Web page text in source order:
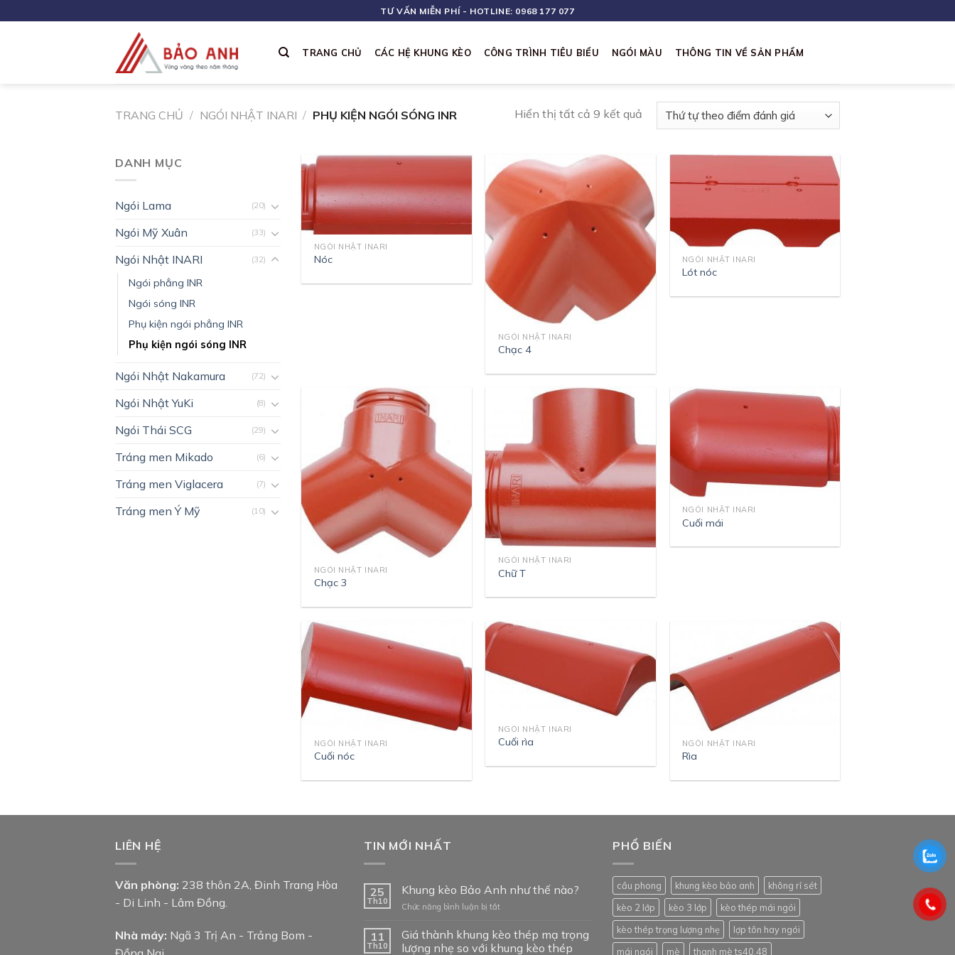
to
TƯ VẤN MIỄN PHÍ - HOTLINE: 0968 177 077
TRANG CHỦ CÁC HỆ KHUNG KÈO CÔNG TRÌNH TIÊU BIỂU NGÓI MÀU THÔNG TIN VỀ SẢN PHẨM
TRANG CHỦ / NGÓI NHẬT INARI / PHỤ KIỆN NGÓI SÓNG INR Hiển thị tất cả 9 kết quả
DANH MỤC
Ngói Lama (20)
Ngói Mỹ Xuân (33)
Ngói Nhật INARI (32)
Ngói phẳng INR
Ngói sóng INR
Phụ kiện ngói phẳng INR
Phụ kiện ngói sóng INR
Ngói Nhật Nakamura (72)
Ngói Nhật YuKi (8)
Ngói Thái SCG (29)
Tráng men Mikado (6)
Tráng men Viglacera (7)
Tráng men Ý Mỹ (10)
NGÓI NHẬT INARI
Nóc
NGÓI NHẬT INARI
Chạc 4
NGÓI NHẬT INARI
Lót nóc
NGÓI NHẬT INARI
Chạc 3
NGÓI NHẬT INARI
Chữ T
NGÓI NHẬT INARI
Cuối mái
NGÓI NHẬT INARI
Cuối nóc
NGÓI NHẬT INARI
Cuối rìa NGÓI NHẬT INARI
Rìa
LIÊN HỆ
Văn phòng: 238 thôn 2A, Đinh Trang Hòa
- Di Linh - Lâm Đồng.
Nhà máy: Ngã 3 Trị An - Trảng Bom -
TIN MỚI NHẤT
25
Th10
Khung kèo Bảo Anh như thế nào?
Chức năng bình luận bị tắtở
kèo
Bảo
11
Th10
Giá thành khung kèo thép mạ trọng
lượng nhẹ so với khung kèo thép
PHỔ BIẾN
cầu phong khung kèo bảo anh
không rỉ sét
kèo 2 lớp
kèo 3 lớp
kèo thép mái ngói
kèo thép trọng lượng nhẹ
lợp tôn hay ngói
mái ngói
mè thanh mè ts40.48